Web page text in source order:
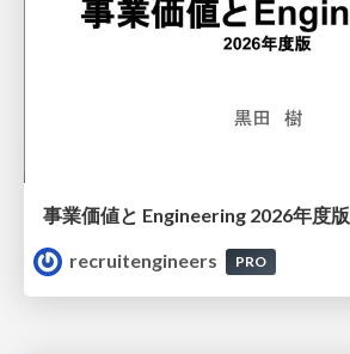
事業価値と Engineering 2026年度版
recruitengineers
PRO